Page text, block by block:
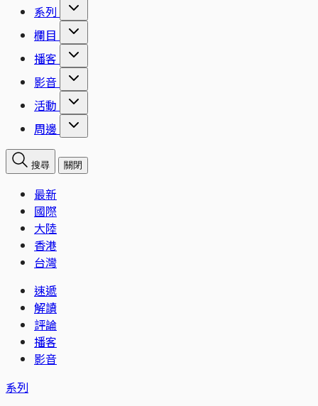
系列
欄目
播客
影音
活動
周邊
搜尋 關閉
最新
國際
大陸
香港
台灣
速遞
解讀
評論
播客
影音
系列